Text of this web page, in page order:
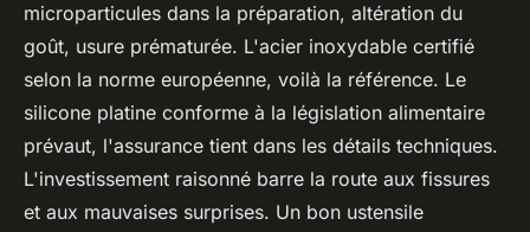
microparticules dans la préparation, altération du
goût, usure prématurée. L'acier inoxydable certifié
selon la norme européenne, voilà la référence. Le
silicone platine conforme à la législation alimentaire
prévaut, l'assurance tient dans les détails techniques.
L'investissement raisonné barre la route aux fissures
et aux mauvaises surprises. Un bon ustensile